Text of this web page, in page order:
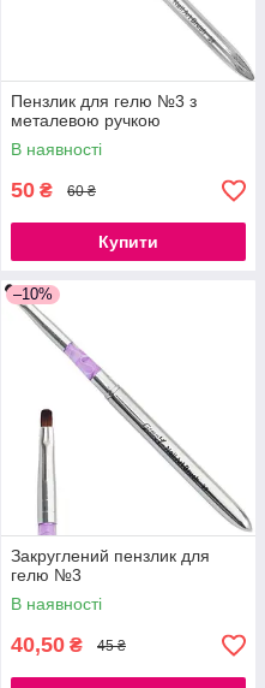
Пензлик для гелю №3 з
металевою ручкою
В наявності
50 ₴ 60 ₴
Купити
–10%
Закруглений пензлик для
гелю №3
В наявності
40,50 ₴ 45 ₴